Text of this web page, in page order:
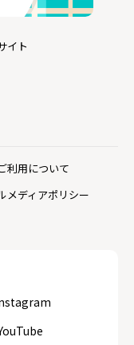
イト
利用について
メディアポリシー